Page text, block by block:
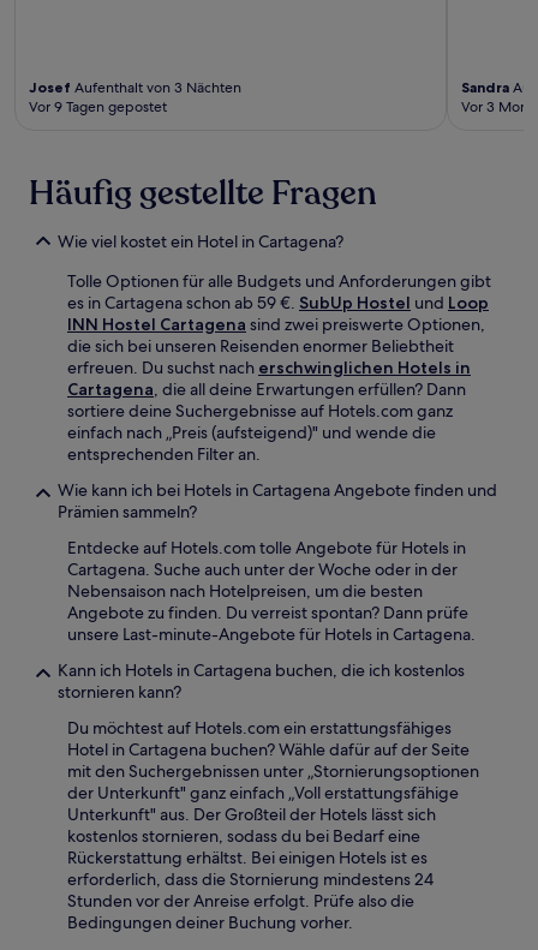
Josef Aufenthalt von 3 Nächten
Vor 9 Tagen gepostet
Sandra
Vor 3
Häufig gestellte Fragen
Wie viel kostet ein Hotel in Cartagena?
Tolle Optionen für alle Budgets und Anforderungen gibt
es in Cartagena schon ab 59 €. SubUp Hostel und Loop
INN Hostel Cartagena sind zwei preiswerte Optionen,
die sich bei unseren Reisenden enormer Beliebtheit
erfreuen. Du suchst nach erschwinglichen Hotels in
Cartagena, die all deine Erwartungen erfüllen? Dann
sortiere deine Suchergebnisse auf Hotels.com ganz
einfach nach „Preis (aufsteigend)" und wende die
entsprechenden Filter an.
Wie kann ich bei Hotels in Cartagena Angebote finden und
Prämien sammeln?
Entdecke auf Hotels.com tolle Angebote für Hotels in
Cartagena. Suche auch unter der Woche oder in der
Nebensaison nach Hotelpreisen, um die besten
Angebote zu finden. Du verreist spontan? Dann prüfe
unsere Last-minute-Angebote für Hotels in Cartagena.
Kann ich Hotels in Cartagena buchen, die ich kostenlos
stornieren kann?
Du möchtest auf Hotels.com ein erstattungsfähiges
Hotel in Cartagena buchen? Wähle dafür auf der Seite
mit den Suchergebnissen unter „Stornierungsoptionen
der Unterkunft" ganz einfach „Voll erstattungsfähige
Unterkunft" aus. Der Großteil der Hotels lässt sich
kostenlos stornieren, sodass du bei Bedarf eine
Rückerstattung erhältst. Bei einigen Hotels ist es
erforderlich, dass die Stornierung mindestens 24
Stunden vor der Anreise erfolgt. Prüfe also die
Bedingungen deiner Buchung vorher.